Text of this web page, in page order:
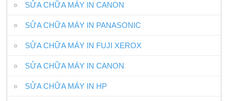
SỬA CHỮA MÁY IN CANON
SỬA CHỮA MÁY IN PANASONIC
SỬA CHỮA MÁY IN FUJI XEROX
SỬA CHỮA MÁY IN CANON
SỬA CHỮA MÁY IN HP